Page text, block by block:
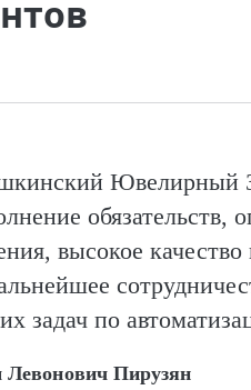
Ювелирный
обязательств,
высокое
задач по
Пирузян